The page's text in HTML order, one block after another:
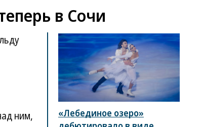
в Сочи
«Лебединое озеро»
ним,